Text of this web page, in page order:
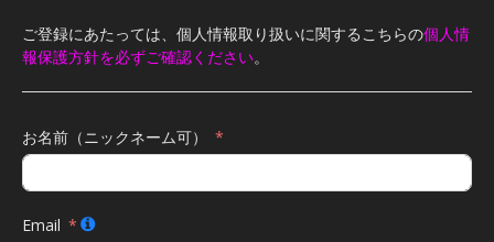
ご登録にあたっては、個人情報取り扱いに関するこちらの個人情
報保護方針を必ずご確認ください。
お名前（ニックネーム可）
Email